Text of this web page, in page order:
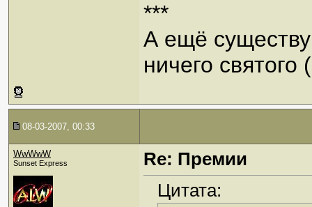
***
А ещё
ничего
08-03-2007, 00:33
WwWwW
Sunset Express
Re: Премии
Цитата: